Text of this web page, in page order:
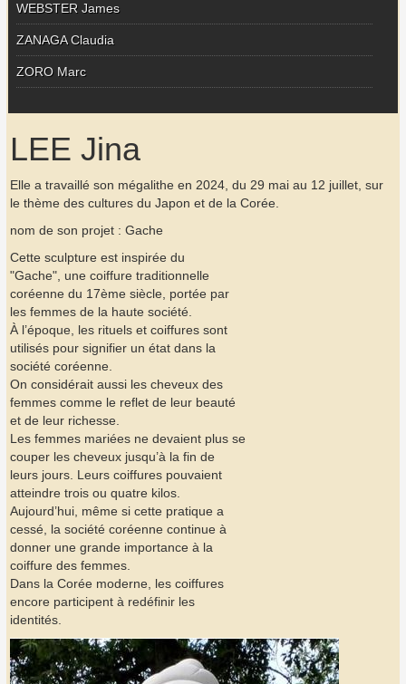
WEBSTER James
ZANAGA Claudia
ZORO Marc
LEE Jina
Elle a travaillé son mégalithe en 2024, du 29 mai au 12 juillet, sur
le thème des cultures du Japon et de la Corée.
nom de son projet : Gache
Cette sculpture est inspirée du
"Gache", une coiffure traditionnelle
coréenne du 17ème siècle, portée par
les femmes de la haute société.
À l’époque, les rituels et coiffures sont
utilisés pour signifier un état dans la
société coréenne.
On considérait aussi les cheveux des
femmes comme le reflet de leur beauté
et de leur richesse.
Les femmes mariées ne devaient plus se
couper les cheveux jusqu’à la fin de
leurs jours. Leurs coiffures pouvaient
atteindre trois ou quatre kilos.
Aujourd’hui, même si cette pratique a
cessé, la société coréenne continue à
donner une grande importance à la
coiffure des femmes.
Dans la Corée moderne, les coiffures
encore participent à redéfinir les
identités.